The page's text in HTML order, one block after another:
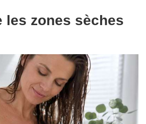
les zones sèches